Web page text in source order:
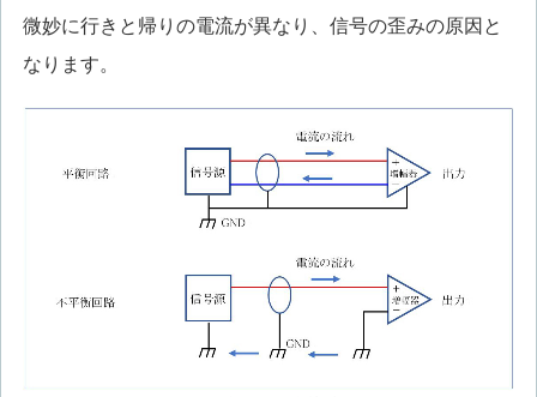
微妙に行きと帰りの電流が異なり、信号の歪みの原因と
なります。